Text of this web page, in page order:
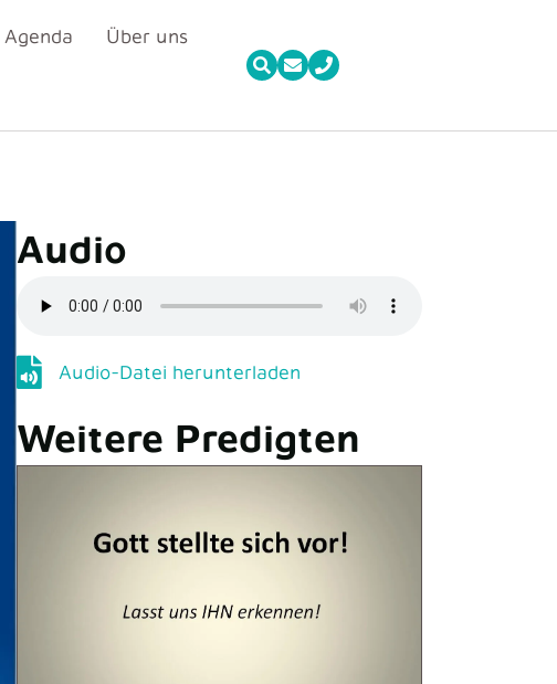
Agenda Über uns
Audio
Audio-Datei herunterladen
Audio-Datei herunterladen
Weitere Predigten